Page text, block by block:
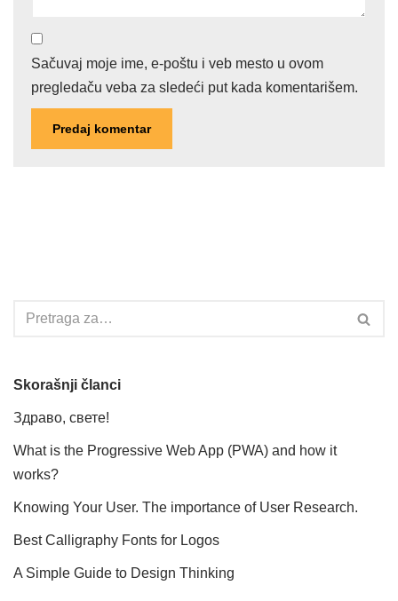
Sačuvaj moje ime, e-poštu i veb mesto u ovom
pregledaču veba za sledeći put kada komentarišem.
Skorašnji članci
Здраво, свете!
What is the Progressive Web App (PWA) and how it
works?
Knowing Your User. The importance of User Research.
Best Calligraphy Fonts for Logos
A Simple Guide to Design Thinking